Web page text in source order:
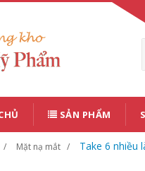
SẢN PHẨM
Mặt nạ mắt Take 6 nhiều